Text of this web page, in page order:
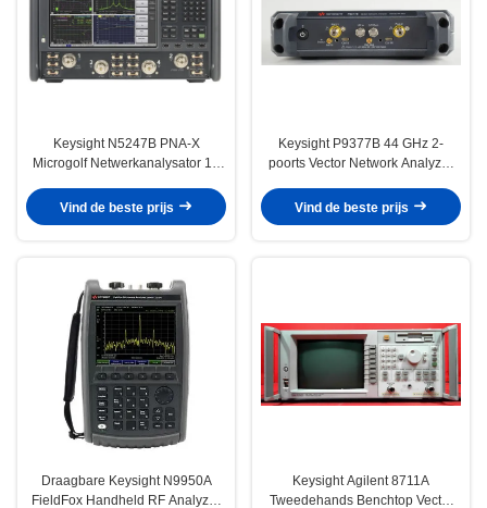
Keysight N5247B PNA-X
Microgolf Netwerkanalysator 10
poorten Gebruikt
Vind de beste prijs
Keysight P9377B 44 GHz 2-
poorts Vector Network Analyzer
Vind de beste prijs
Draagbare Keysight N9950A
FieldFox Handheld RF Analyzer
Keysight Agilent 8711A
Tweedehands Benchtop Vector